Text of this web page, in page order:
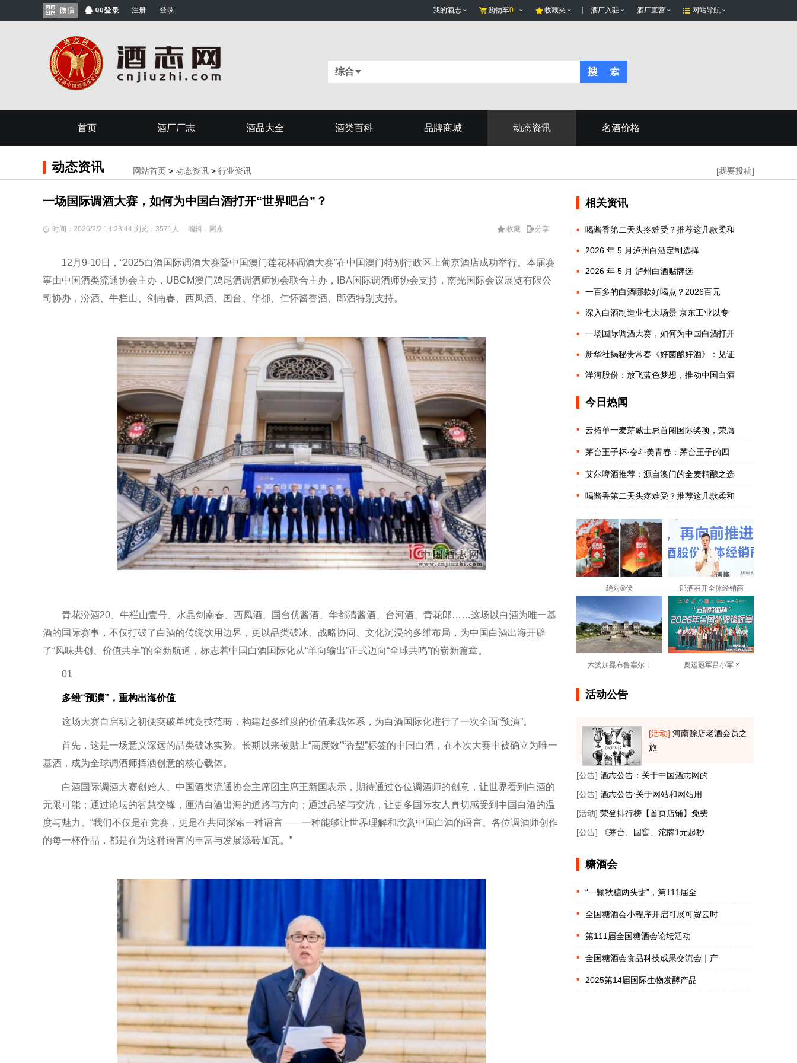
注册 登录 我的酒志 购物车0 收藏夹 酒厂入驻 酒厂直营 网站导航
综合
首页 酒厂厂志 酒品大全 酒类百科 品牌商城 动态资讯 名酒价格
动态资讯 网站首页 > 动态资讯 > 行业资讯 [我要投稿]
一场国际调酒大赛，如何为中国白酒打开“世界吧台”？
收藏 分享
时间：2026/2/2 14:23:44 浏览：3571人 编辑：阿永
12月9-10日，“2025白酒国际调酒大赛暨中国澳门莲花杯调酒大赛”在中国澳门特别行政区上葡京酒店成功举行。本届赛
事由中国酒类流通协会主办，UBCM澳门鸡尾酒调酒师协会联合主办，IBA国际调酒师协会支持，南光国际会议展览有限公
司协办，汾酒、牛栏山、剑南春、西凤酒、国台、华都、仁怀酱香酒、郎酒特别支持。
青花汾酒20、牛栏山壹号、水晶剑南春、西凤酒、国台优酱酒、华都清酱酒、台河酒、青花郎……这场以白酒为唯一基
酒的国际赛事，不仅打破了白酒的传统饮用边界，更以品类破冰、战略协同、文化沉浸的多维布局，为中国白酒出海开辟
了“风味共创、价值共享”的全新航道，标志着中国白酒国际化从“单向输出”正式迈向“全球共鸣”的崭新篇章。
01
多维“预演”，重构出海价值
这场大赛自启动之初便突破单纯竞技范畴，构建起多维度的价值承载体系，为白酒国际化进行了一次全面“预演”。
首先，这是一场意义深远的品类破冰实验。长期以来被贴上“高度数”“香型”标签的中国白酒，在本次大赛中被确立为唯一
基酒，成为全球调酒师挥洒创意的核心载体。
白酒国际调酒大赛创始人、中国酒类流通协会主席团主席王新国表示，期待通过各位调酒师的创意，让世界看到白酒的
无限可能；通过论坛的智慧交锋，厘清白酒出海的道路与方向；通过品鉴与交流，让更多国际友人真切感受到中国白酒的温
度与魅力。“我们不仅是在竞赛，更是在共同探索一种语言——一种能够让世界理解和欣赏中国白酒的语言。各位调酒师创作
的每一杯作品，都是在为这种语言的丰富与发展添砖加瓦。”
相关资讯
喝酱香第二天头疼难受？推荐这几款柔和
2026 年 5 月泸州白酒定制选择
2026 年 5 月 泸州白酒贴牌选
一百多的白酒哪款好喝点？2026百元
深入白酒制造业七大场景 京东工业以专
一场国际调酒大赛，如何为中国白酒打开
新华社揭秘贵常春《好菌酿好酒》：见证
洋河股份：放飞蓝色梦想，推动中国白酒
今日热闻
云拓单一麦芽威士忌首闯国际奖项，荣膺
茅台王子杯·奋斗美青春：茅台王子的四
艾尔啤酒推荐：源自澳门的全麦精酿之选
喝酱香第二天头疼难受？推荐这几款柔和
绝对®伏 郎酒召开全体经销商
六奖加冕布鲁塞尔： 奥运冠军吕小军 ×
活动公告
[活动] 河南赊店老酒会员之
旅
[公告] 酒志公告：关于中国酒志网的
[公告] 酒志公告:关于网站和网站用
[活动] 荣登排行榜【首页店铺】免费
[公告]
《茅台、国窖、沱牌1元起秒
糖酒会
“一颗秋糖两头甜”，第111届全
全国糖酒会小程序开启可展可贸云时
第111届全国糖酒会论坛活动
全国糖酒会食品科技成果交流会｜产
2025第14届国际生物发酵产品